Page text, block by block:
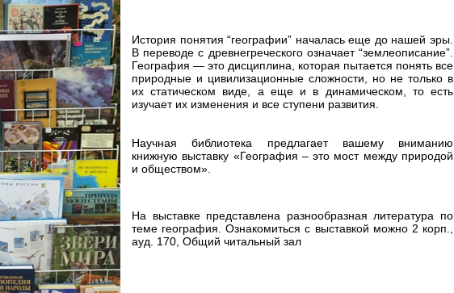
История понятия “географии” началась еще до нашей эры.
В переводе с древнегреческого означает “землеописание”.
География — это дисциплина, которая пытается понять все
природные и цивилизационные сложности, но не только в
их статическом виде, а еще и в динамическом, то есть
изучает их изменения и все ступени развития.
Научная библиотека предлагает вашему вниманию
книжную выставку «География – это мост между природой
и обществом».
На выставке представлена разнообразная литература по
теме география. Ознакомиться с выставкой можно 2 корп.,
ауд. 170, Общий читальный зал